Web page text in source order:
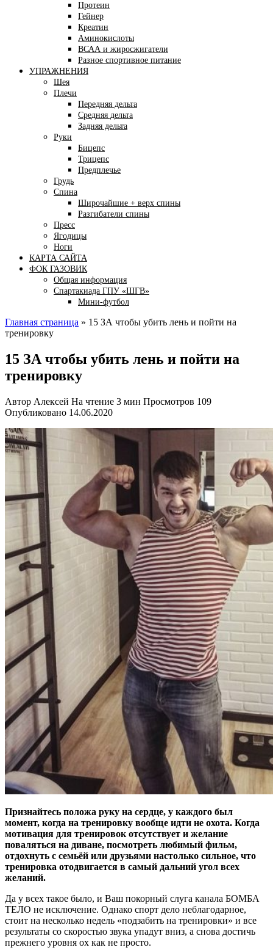
Протеин
Гейнер
Креатин
Аминокислоты
ВСАА и жиросжигатели
Разное спортивное питание
УПРАЖНЕНИЯ
Шея
Плечи
Передняя дельта
Средняя дельта
Задняя дельта
Руки
Бицепс
Трицепс
Предплечье
Грудь
Спина
Широчайшие + верх спины
Разгибатели спины
Пресс
Ягодицы
Ноги
КАРТА САЙТА
ФОК ГАЗОВИК
Общая информация
Спартакиада ГПУ «ШГВ»
Мини-футбол
Главная страница » 15 ЗА чтобы убить лень и пойти на
тренировку
15 ЗА чтобы убить лень и пойти на
тренировку
Автор Алексей На чтение 3 мин Просмотров 109
Опубликовано 14.06.2020
Признайтесь положа руку на сердце, у каждого был
момент, когда на тренировку вообще идти не охота. Когда
мотивация для тренировок отсутствует и желание
поваляться на диване, посмотреть любимый фильм,
отдохнуть с семьёй или друзьями настолько сильное, что
тренировка отодвигается в самый дальний угол всех
желаний.
Да у всех такое было, и Ваш покорный слуга канала БОМБА
ТЕЛО не исключение. Однако спорт дело неблагодарное,
стоит на несколько недель «подзабить на тренировки» и все
результаты со скоростью звука упадут вниз, а снова достичь
прежнего уровня ох как не просто.